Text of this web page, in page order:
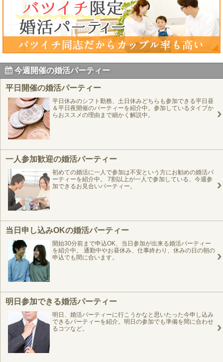
今週開催の婚活パーティー
平日開催の婚活パーティー
平日休みのシフト勤務、土日休みどちらも参加できる平日昼
＆平日夜開催のパーティーを紹介中。参加しているタイプか
らおススメの理由まで細かく解説中。
一人参加歓迎の婚活パーティー
初めての婚活に一人で参加は不安という方にお勧めの婚活パ
ーティーを紹介中。 7割以上が一人で参加している、今週参
加できるお見合いパーティー。
当日申し込みOKの婚活パーティー
開始30分前まで申込OK、当日参加が出来る婚活パーティー
を紹介中。 通勤中やお昼休み、仕事終わり、休みの日の朝の
申込でも間に合います。
明日参加できる婚活パーティー
明日、婚活パーティーに行こうかなと思いたった今申し込み
できるパーティーを紹介。明日の参加でも準備を間に合わせ
るコツなど。